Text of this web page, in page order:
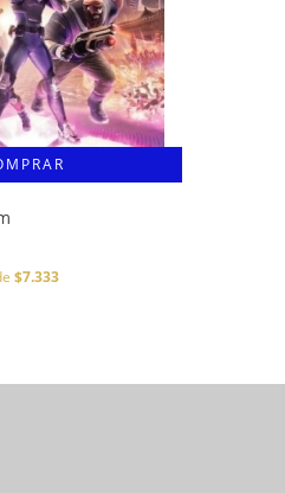
$7.333